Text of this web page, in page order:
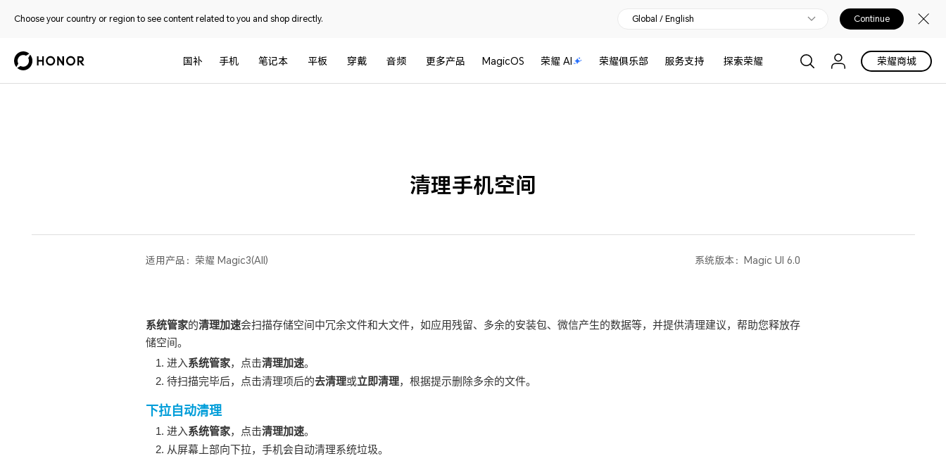
Choose your country or region to see content related to you and shop directly. Global / English Continue
国补 手机 笔记本 平板 穿戴 音频 更多产品 MagicOS 荣耀 AI 荣耀俱乐部 服务支持 探索荣耀 荣耀商城
清理手机空间
适用产品： 荣耀 Magic3(All) 系统版本：Magic UI 6.0
系统管家的清理加速会扫描存储空间中冗余文件和大文件，如应用残留、多余的安装包、微信产生的数据等，并提供清理建议，帮助您释放存
储空间。
进入系统管家，点击清理加速。
待扫描完毕后，点击清理项后的去清理或立即清理，根据提示删除多余的文件。
下拉自动清理
进入系统管家，点击清理加速。
从屏幕上部向下拉， 手机会自动清理系统垃圾。